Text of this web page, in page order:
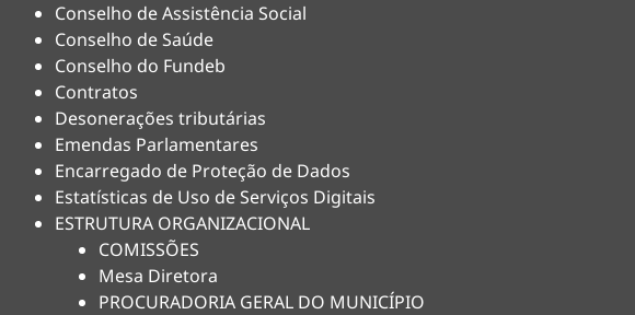
Conselho de Assistência Social
Conselho de Saúde
Conselho do Fundeb
Contratos
Desonerações tributárias
Emendas Parlamentares
Encarregado de Proteção de Dados
Estatísticas de Uso de Serviços Digitais
ESTRUTURA ORGANIZACIONAL
COMISSÕES
Mesa Diretora
PROCURADORIA GERAL DO MUNICÍPIO